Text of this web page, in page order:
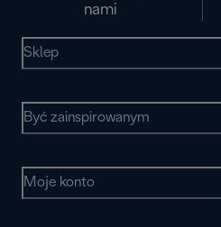
nami
Sklep
Być zainspirowanym
Moje konto